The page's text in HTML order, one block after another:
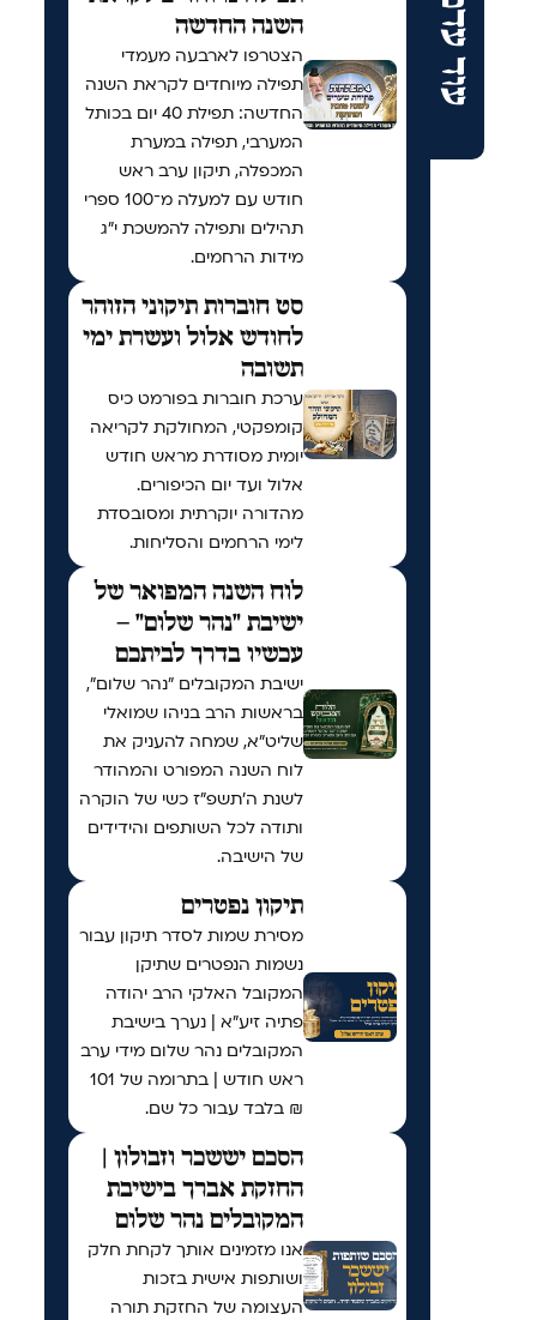
השנה החדשה
הצטרפו לארבעה מעמדי
תפילה מיוחדים לקראת השנה
החדשה: תפילת 40 יום בכותל
המערבי, תפילה במערת
המכפלה, תיקון ערב ראש
חודש עם למעלה מ־100 ספרי
תהילים ותפילה להמשכת י"ג
מידות הרחמים.
סט חוברות תיקוני הזוהר
לחודש אלול ועשרת ימי
תשובה
ערכת חוברות בפורמט כיס
קומפקטי, המחולקת לקריאה
יומית מסודרת מראש חודש
אלול ועד יום הכיפורים.
מהדורה יוקרתית ומסובסדת
לימי הרחמים והסליחות.
לוח השנה המפואר של
ישיבת "נהר שלום" –
עכשיו בדרך לביתכם
ישיבת המקובלים "נהר שלום",
בראשות הרב בניהו שמואלי
שליט"א, שמחה להעניק את
לוח השנה המפורט והמהודר
לשנת ה'תשפ"ז כשי של הוקרה
ותודה לכל השותפים והידידים
של הישיבה.
תיקון נפטרים
מסירת שמות לסדר תיקון עבור
נשמות הנפטרים שתיקן
המקובל האלקי הרב יהודה
פתיה זיע"א | נערך בישיבת
המקובלים נהר שלום מידי ערב
ראש חודש | בתרומה של 101
₪ בלבד עבור כל שם.
הסכם יששכר וזבולון |
החזקת אברך בישיבת
המקובלים נהר שלום
אנו מזמינים אותך לקחת חלק
ושותפות אישית בזכות
העצומה של החזקת תורה